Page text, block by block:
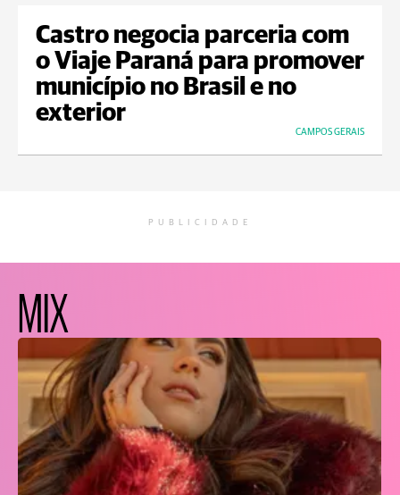
Castro negocia parceria com
o Viaje Paraná para promover
município no Brasil e no
exterior
CAMPOS GERAIS
PUBLICIDADE
MIX